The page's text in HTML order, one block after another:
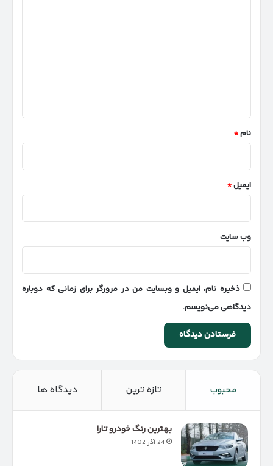
نام*
ایمیل*
وب‌ سایت
ذخیره نام، ایمیل و وبسایت من در مرورگر برای زمانی که دوباره
دیدگاهی می‌نویسم.
محبوب تازه ترین دیدگاه ها
بهترین رنگ خودرو تارا
24 آذر 1402